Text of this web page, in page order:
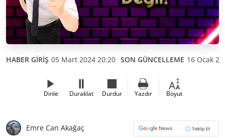
HABER GİRİŞ 05 Mart 2024 20:20 SON GÜNCELLEME 16 Ocak
Dinle Duraklat Durdur Yazdır Boyut
Emre Can Akağaç